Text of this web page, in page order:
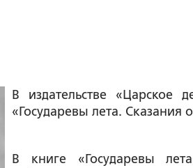
В издательстве «Царское
«Государевы лета. Сказания
В книге «Государевы